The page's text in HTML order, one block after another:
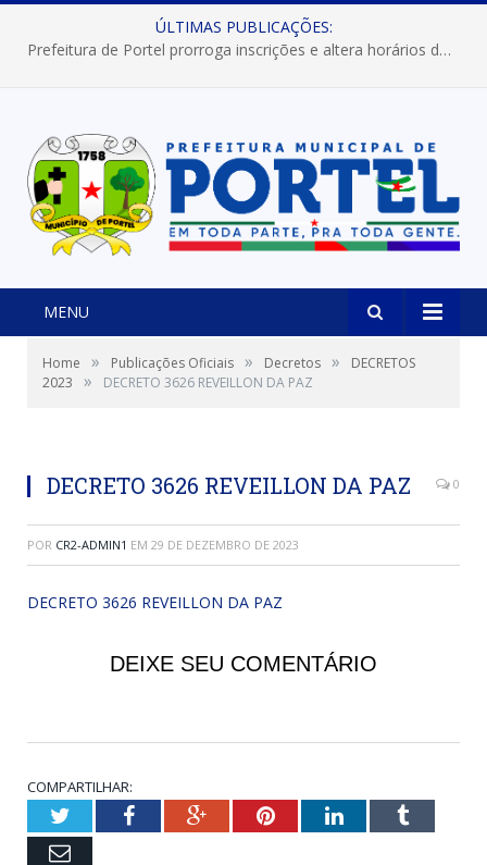
ÚLTIMAS PUBLICAÇÕES:
Prefeitura de Portel prorroga inscrições e altera horários dos concursos “Musa” e “Miss Mix Verão 2026”
MENU
Home » Publicações Oficiais » Decretos »
DECRETOS
2023
» DECRETO 3626 REVEILLON DA PAZ
DECRETO 3626 REVEILLON DA PAZ 0
POR CR2-ADMIN1 EM 29 DE DEZEMBRO DE 2023
DECRETO 3626 REVEILLON DA PAZ
DEIXE SEU COMENTÁRIO
COMPARTILHAR:
TwitterFacebookGoogle+PinterestLinkedInTumblr
Email